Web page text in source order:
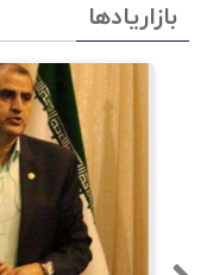
بازاریادها